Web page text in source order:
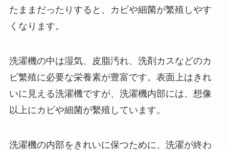
たままだったりすると、カビや細菌が繁殖しやす
くなります。
洗濯機の中は湿気、皮脂汚れ、洗剤カスなどのカ
ビ繁殖に必要な栄養素が豊富です。表面上はきれ
いに見える洗濯機ですが、洗濯機内部には、想像
以上にカビや細菌が繫殖しています。
洗濯機の内部をきれいに保つために、洗濯が終わ